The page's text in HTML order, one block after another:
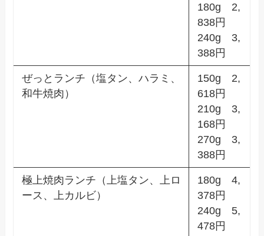
180g 2,
838円
240g 3,
388円
ぜっとランチ（塩タン、ハラミ、
和牛焼肉）
150g 2,
618円
210g 3,
168円
270g 3,
388円
極上焼肉ランチ（上塩タン、上ロ
ース、上カルビ）
180g 4,
378円
240g 5,
478円